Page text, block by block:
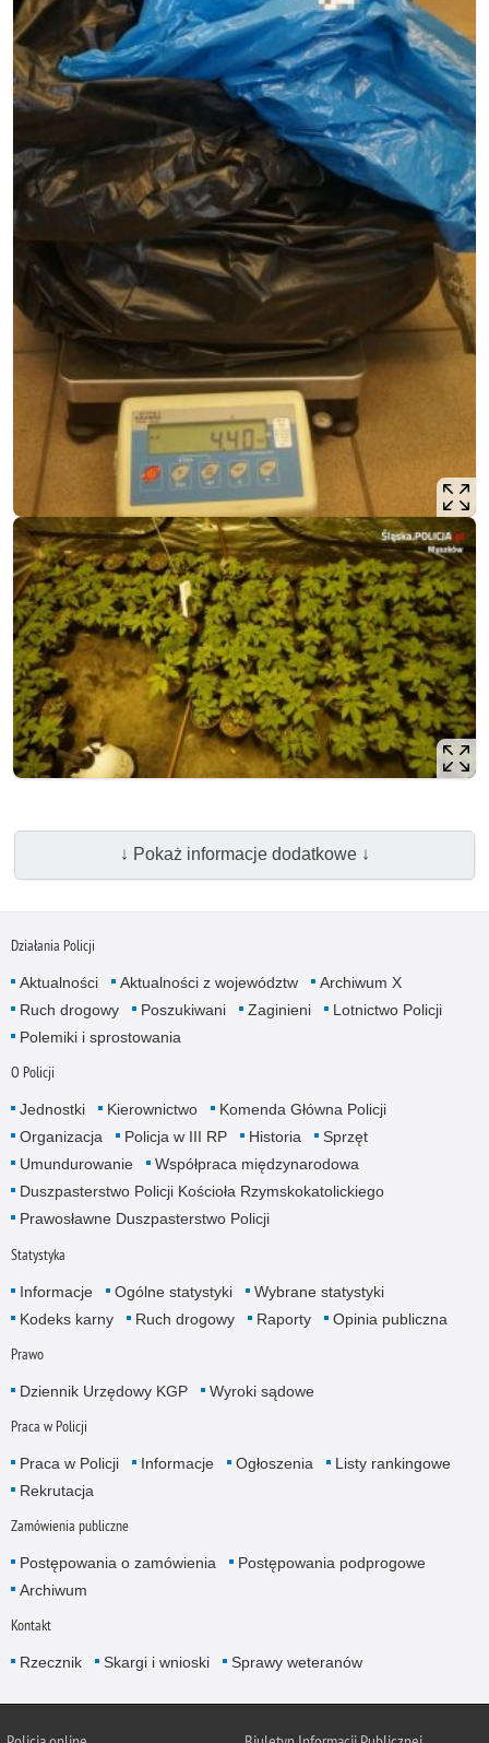
↓ Pokaż informacje dodatkowe ↓
Działania Policji
Aktualności Aktualności z województw
Archiwum X
Ruch drogowy
Poszukiwani Zaginieni
Lotnictwo Policji
Polemiki i sprostowania
O Policji
Jednostki Kierownictwo
Komenda Główna Policji
Organizacja
Policja w III RP Historia
Sprzęt
Umundurowanie
Współpraca międzynarodowa
Duszpasterstwo Policji Kościoła Rzymskokatolickiego
Prawosławne Duszpasterstwo Policji
Statystyka
Informacje Ogólne statystyki
Wybrane statystyki
Kodeks karny
Ruch drogowy Raporty Opinia publiczna
Prawo
Dziennik Urzędowy KGP Wyroki sądowe
Praca w Policji
Praca w Policji Informacje Ogłoszenia
Listy rankingowe
Rekrutacja
Zamówienia publiczne
Postępowania o zamówienia
Postępowania podprogowe
Archiwum
Kontakt
Rzecznik Skargi i wnioski Sprawy weteranów